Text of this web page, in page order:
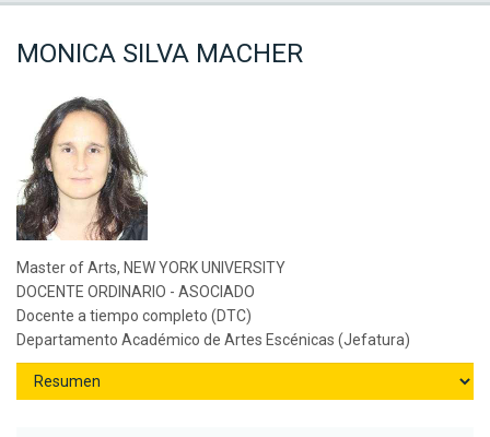
MONICA SILVA MACHER
Master of Arts, NEW YORK UNIVERSITY
DOCENTE ORDINARIO - ASOCIADO
Docente a tiempo completo (DTC)
Departamento Académico de Artes Escénicas (Jefatura)